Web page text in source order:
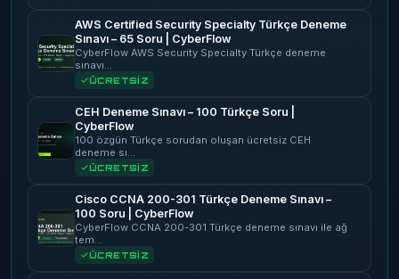
AWS Certified Security Specialty Türkçe Deneme
Sınavı – 65 Soru | CyberFlow
CyberFlow AWS Security Specialty Türkçe deneme
sınavı…
ÜCRETSİZ
CEH Deneme Sınavı – 100 Türkçe Soru |
CyberFlow
100 özgün Türkçe sorudan oluşan ücretsiz CEH
deneme sı…
ÜCRETSİZ
Cisco CCNA 200-301 Türkçe Deneme Sınavı –
100 Soru | CyberFlow
CyberFlow CCNA 200-301 Türkçe deneme sınavı ile ağ
tem…
ÜCRETSİZ